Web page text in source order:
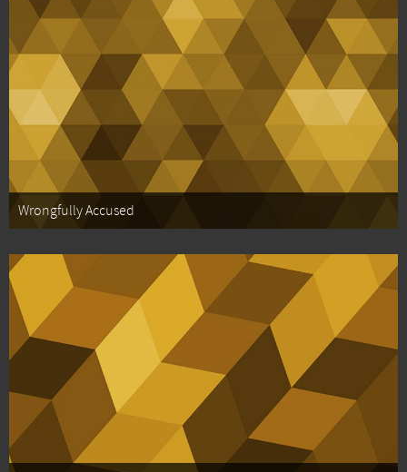
Wrongfully Accused